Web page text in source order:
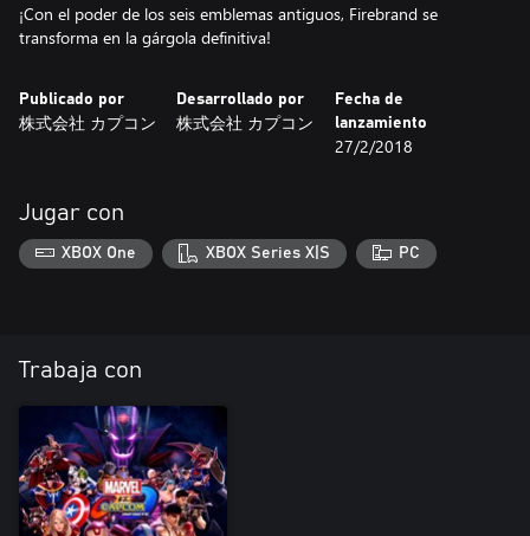
¡Con el poder de los seis emblemas antiguos, Firebrand se
transforma en la gárgola definitiva!
Publicado por
株式会社 カプコン
Desarrollado por
株式会社 カプコン
Fecha de
lanzamiento
27/2/2018
Jugar con
XBOX One XBOX Series X|S PC
Trabaja con